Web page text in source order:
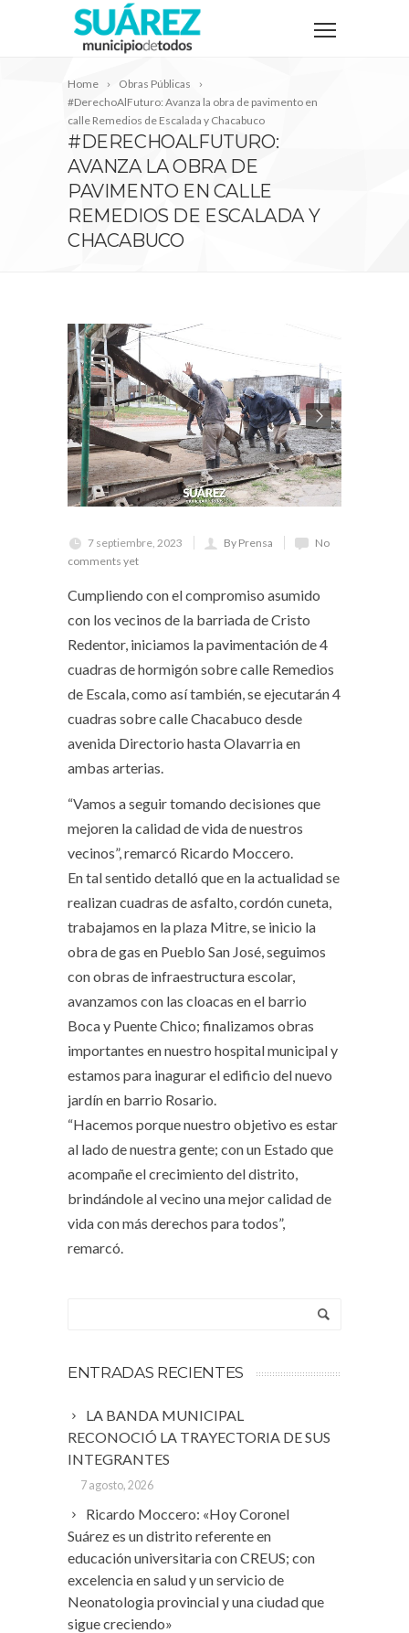
Home
Obras Públicas
#DerechoAlFuturo: Avanza la obra de pavimento en
calle Remedios de Escalada y Chacabuco
#DERECHOALFUTURO:
AVANZA LA OBRA DE
PAVIMENTO EN CALLE
REMEDIOS DE ESCALADA Y
CHACABUCO
7 septiembre, 2023 By Prensa
No
comments yet
Cumpliendo con el compromiso asumido
con los vecinos de la barriada de Cristo
Redentor, iniciamos la pavimentación de 4
cuadras de hormigón sobre calle Remedios
de Escala, como así también, se ejecutarán 4
cuadras sobre calle Chacabuco desde
avenida Directorio hasta Olavarria en
ambas arterias.
“Vamos a seguir tomando decisiones que
mejoren la calidad de vida de nuestros
vecinos”, remarcó Ricardo Moccero.
En tal sentido detalló que en la actualidad se
realizan cuadras de asfalto, cordón cuneta,
trabajamos en la plaza Mitre, se inicio la
obra de gas en Pueblo San José, seguimos
con obras de infraestructura escolar,
avanzamos con las cloacas en el barrio
Boca y Puente Chico; finalizamos obras
importantes en nuestro hospital municipal y
estamos para inagurar el edificio del nuevo
jardín en barrio Rosario.
“Hacemos porque nuestro objetivo es estar
al lado de nuestra gente; con un Estado que
acompañe el crecimiento del distrito,
brindándole al vecino una mejor calidad de
vida con más derechos para todos”,
remarcó.
ENTRADAS RECIENTES
LA BANDA MUNICIPAL
RECONOCIÓ LA TRAYECTORIA DE SUS
INTEGRANTES
7 agosto, 2026
Ricardo Moccero: «Hoy Coronel
Suárez es un distrito referente en
educación universitaria con CREUS; con
excelencia en salud y un servicio de
Neonatologia provincial y una ciudad que
sigue creciendo»